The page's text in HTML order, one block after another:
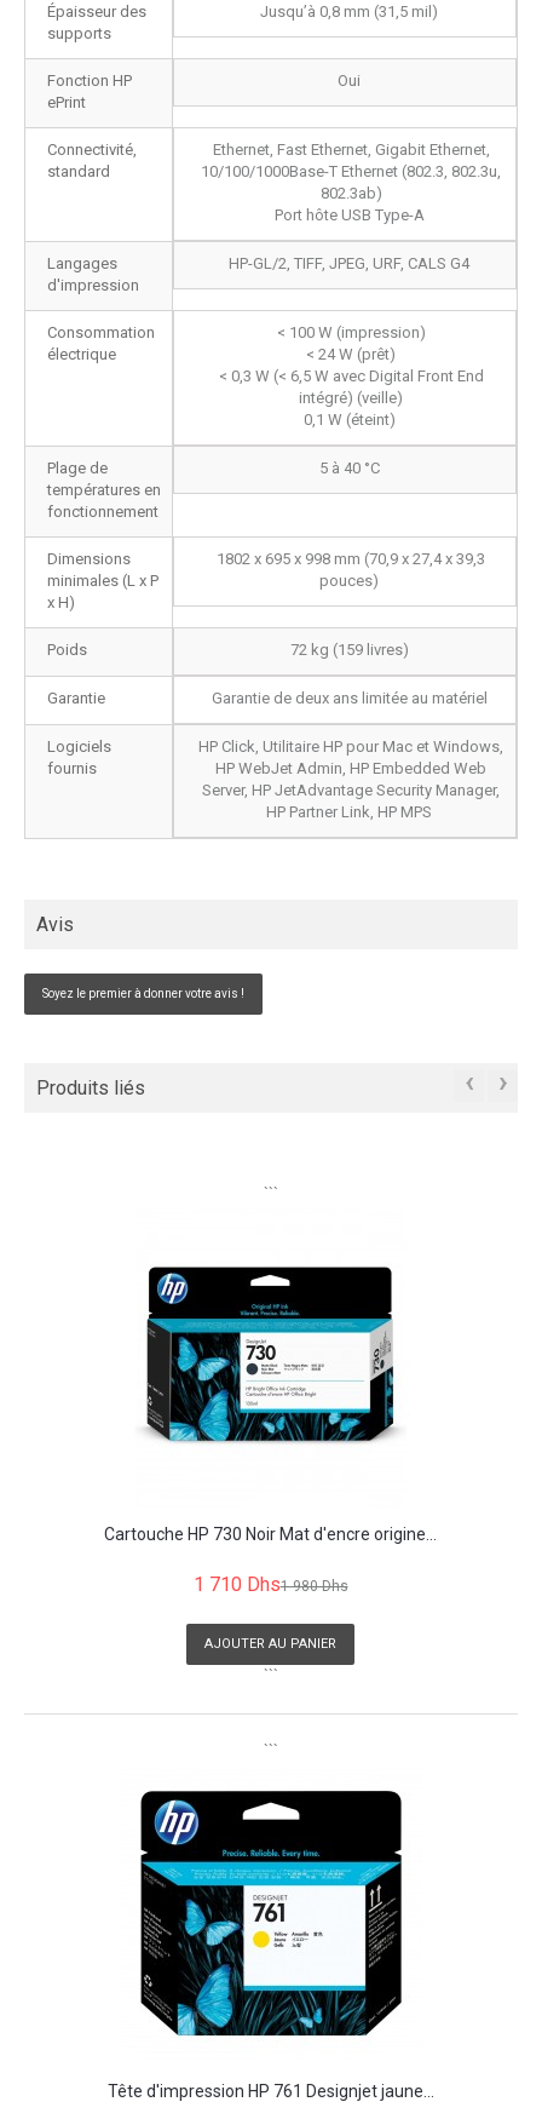
Épaisseur des
supports
Jusqu’à 0,8 mm (31,5 mil)
Fonction HP
ePrint
Oui
Connectivité,
standard
Ethernet, Fast Ethernet, Gigabit Ethernet,
10/100/1000Base-T Ethernet (802.3, 802.3u,
802.3ab)
Port hôte USB Type-A
Langages
d'impression
HP-GL/2, TIFF, JPEG, URF, CALS G4
Consommation
électrique
< 100 W (impression)
< 24 W (prêt)
< 0,3 W (< 6,5 W avec Digital Front End
intégré) (veille)
0,1 W (éteint)
Plage de
températures en
fonctionnement
5 à 40 °C
Dimensions
minimales (L x P
x H)
1802 x 695 x 998 mm (70,9 x 27,4 x 39,3
pouces)
Poids 72 kg (159 livres)
Garantie Garantie de deux ans limitée au matériel
Logiciels
fournis
HP Click, Utilitaire HP pour Mac et Windows,
HP WebJet Admin, HP Embedded Web
Server, HP JetAdvantage Security Manager,
HP Partner Link, HP MPS
Avis
Soyez le premier à donner votre avis !
Produits liés ‹ ›
```
Cartouche HP 730 Noir Mat d'encre origine...
1 710 Dhs1 980 Dhs
AJOUTER AU PANIER
```
```
Tête d'impression HP 761 Designjet jaune...